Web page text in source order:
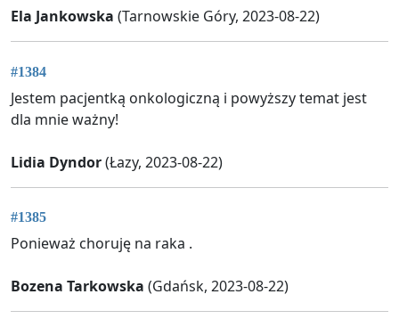
Ela Jankowska (Tarnowskie Góry, 2023-08-22)
#1384
Jestem pacjentką onkologiczną i powyższy temat jest
dla mnie ważny!
Lidia Dyndor(Łazy, 2023-08-22)
#1385
Ponieważ choruję na raka .
Bozena Tarkowska (Gdańsk, 2023-08-22)